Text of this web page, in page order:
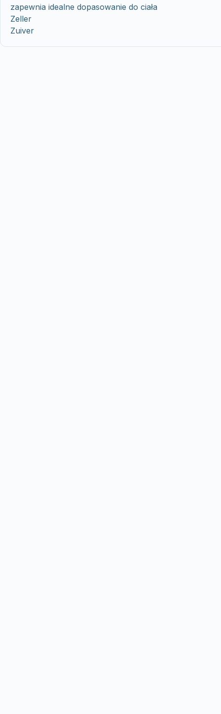
zapewnia idealne dopasowanie do ciała
Zeller
Zuiver